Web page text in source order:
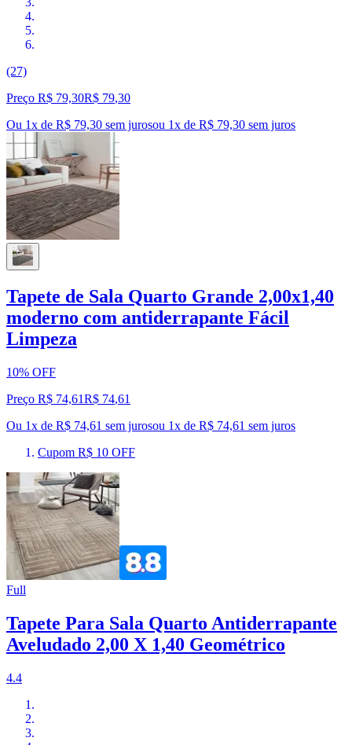
(27)
Preço R$ 79,30R$ 79,30
Ou 1x de R$ 79,30 sem jurosou 1x de R$ 79,30 sem juros
Tapete de Sala Quarto Grande 2,00x1,40
moderno com antiderrapante Fácil
Limpeza
10% OFF
Preço R$ 74,61R$ 74,61
Ou 1x de R$ 74,61 sem jurosou 1x de R$ 74,61 sem juros
Cupom R$ 10 OFF
Full
Tapete Para Sala Quarto Antiderrapante
Aveludado 2,00 X 1,40 Geométrico
4.4